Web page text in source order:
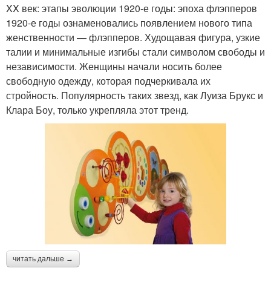
XX век: этапы эволюции 1920-е годы: эпоха флэпперов
1920-е годы ознаменовались появлением нового типа
женственности — флэпперов. Худощавая фигура, узкие
талии и минимальные изгибы стали символом свободы и
независимости. Женщины начали носить более
свободную одежду, которая подчеркивала их
стройность. Популярность таких звезд, как Луиза Брукс и
Клара Боу, только укрепляла этот тренд.
читать дальше →